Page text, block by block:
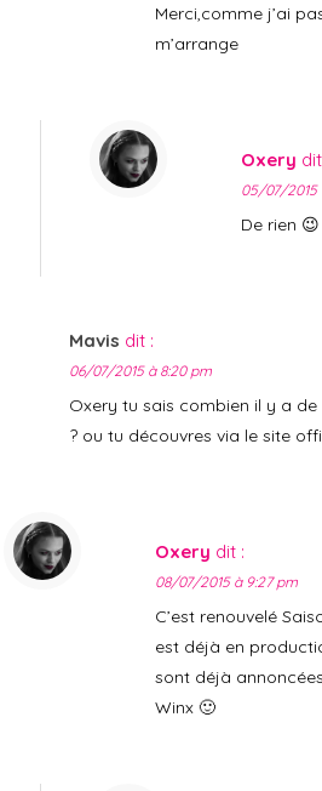
Merci,comme j’ai
m’arrange
Oxery
05/07/2015
De rien 😉
Mavis dit :
06/07/2015 à 8:20 pm
Oxery tu sais combien il y a
? ou tu découvres via le site
Oxery dit :
08/07/2015 à 9:27 pm
C’est renouvelé
est déjà en
sont déjà
Winx 🙂